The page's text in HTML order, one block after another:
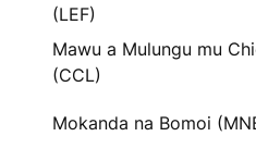
(LEF)
Mawu a Mulungu mu
(CCL)
Mokanda na Bomoi